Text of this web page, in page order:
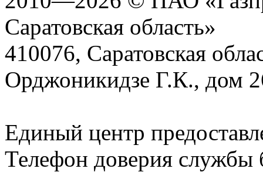
Саратовская область»
410076, Саратовская
Орджоникидзе Г.К., дом
Единый центр
Телефон доверия службы